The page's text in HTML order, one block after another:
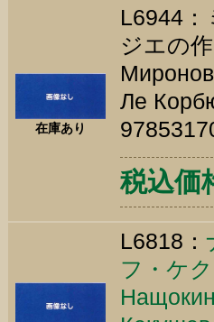
在庫あり
L6944
ジエの
Ле
税込価
L6818：
フ・ケ